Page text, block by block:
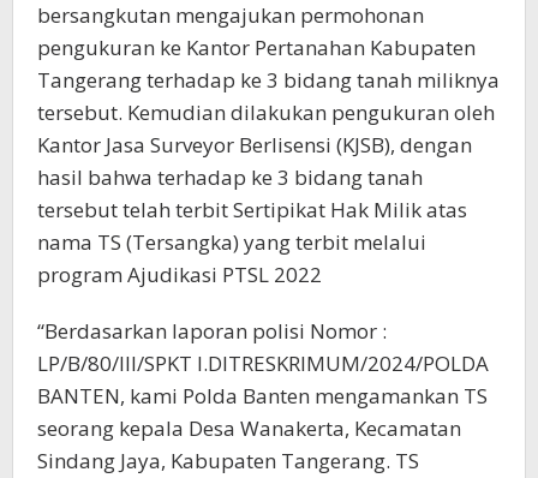
bersangkutan mengajukan permohonan
pengukuran ke Kantor Pertanahan Kabupaten
Tangerang terhadap ke 3 bidang tanah miliknya
tersebut. Kemudian dilakukan pengukuran oleh
Kantor Jasa Surveyor Berlisensi (KJSB), dengan
hasil bahwa terhadap ke 3 bidang tanah
tersebut telah terbit Sertipikat Hak Milik atas
nama TS (Tersangka) yang terbit melalui
program Ajudikasi PTSL 2022
“Berdasarkan laporan polisi Nomor :
LP/B/80/III/SPKT I.DITRESKRIMUM/2024/POLDA
BANTEN, kami Polda Banten mengamankan TS
seorang kepala Desa Wanakerta, Kecamatan
Sindang Jaya, Kabupaten Tangerang. TS